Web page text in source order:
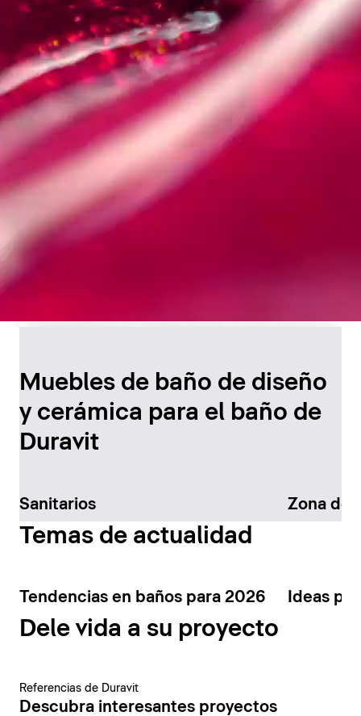
el baño
Descúbralo ahora
Muebles de baño de diseño
y cerámica para el baño de
Duravit
Sanitarios Zona de
Temas de actualidad
Tendencias en baños para 2026 Ideas
Dele vida a su proyecto
Referencias de Duravit
Descubra interesantes proyectos